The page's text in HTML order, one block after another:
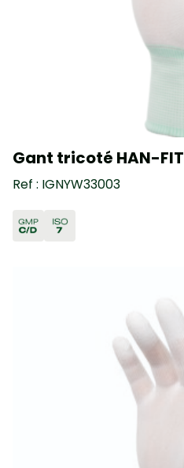
Gant tricoté HAN-FIT
Ref : IGNYW33003